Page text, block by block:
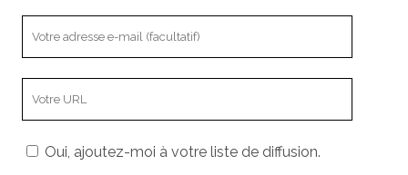
mail
votreOui, ajoutez-moi à votre liste de diffusion.